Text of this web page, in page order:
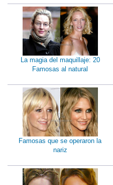
La magia del maquillaje: 20
Famosas al natural
Famosas que se operaron la
nariz